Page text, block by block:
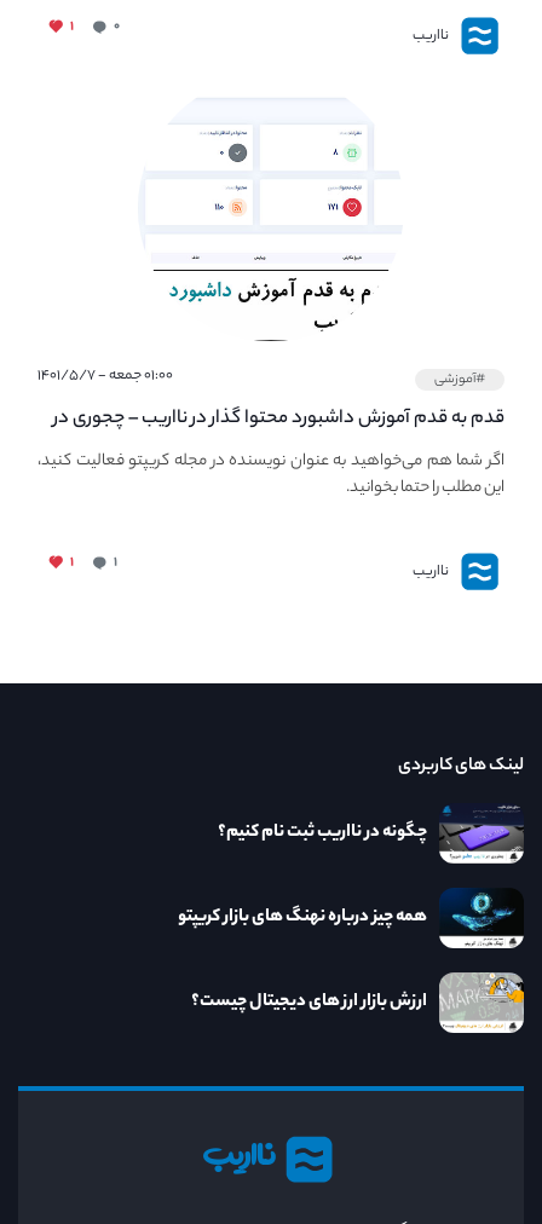
نااریب ۰ ۱
#آموزشی ۰۱:۰۰ جمعه - ۱۴۰۱/۵/۷
قدم به قدم آموزش داشبورد محتوا گذار در نااریب – چجوری در
نااریب محتوا بگذاریم؟
اگر شما هم می‌خواهید به عنوان نویسنده در مجله کریپتو فعالیت کنید،
این مطلب را حتما بخوانید.
نااریب ۱ ۱
نااریب
لینک های کاربردی
چگونه در نااریب ثبت نام کنیم؟
همه چیز درباره نهنگ های بازار کریپتو
ارزش بازار ارز های دیجیتال چیست؟